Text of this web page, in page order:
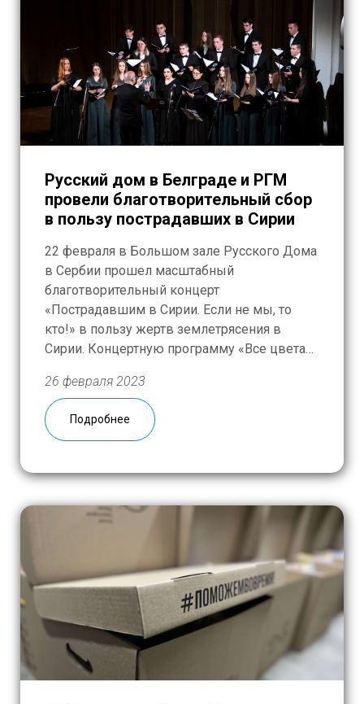
Русский дом в Белграде и РГМ
провели благотворительный сбор
в пользу пострадавших в Сирии
22 февраля в Большом зале Русского Дома
в Сербии прошел масштабный
благотворительный концерт
«Пострадавшим в Сирии. Если не мы, то
кто!» в пользу жертв землетрясения в
Сирии. Концертную программу «Все цвета
Невский» из г. Баня-Луки (Республика
Сербская, Босния и Герцеговина), а
специальным гостем вечера стала юная
исполнительница Павлина Радованович из
26 февраля 2023
Подробнее